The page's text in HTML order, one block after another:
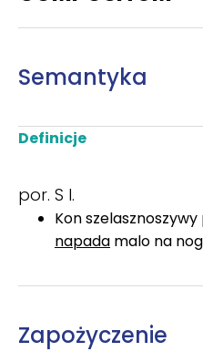
Semantyka
Definicje
por. S I.
Kon
napada malo na
Zapożyczenie